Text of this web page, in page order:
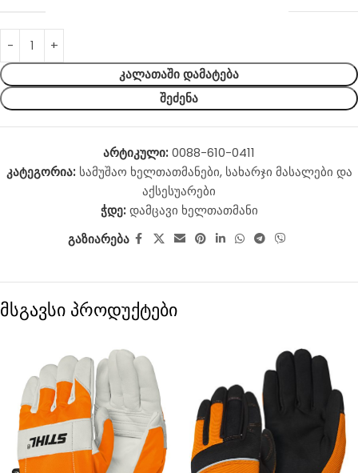
ᲙᲐᲚᲐᲗᲐᲨᲘ ᲓᲐᲛᲐᲢᲔᲑᲐ
ᲨᲔᲫᲔᲜᲐ
არტიკული: 0088-610-0411
კატეგორია: სამუშაო ხელთათმანები, სახარჯი მასალები და
აქსესუარები
ჭდე: დამცავი ხელთათმანი
გაზიარება
მსგავსი პროდუქტები